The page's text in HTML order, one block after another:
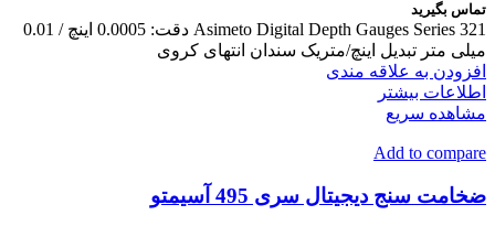
تماس بگیرید
Asimeto Digital Depth Gauges Series 321 دقت: 0.0005 اینچ / 0.01
میلی متر تبدیل اینچ/متریک سندان انتهای کروی
افزودن به علاقه مندی
اطلاعات بیشتر
مشاهده سریع
Add to compare
ضخامت سنج دیجیتال سری 495 آسیمتو